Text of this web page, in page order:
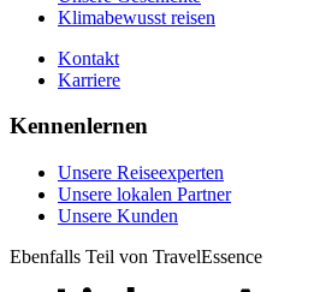
Klimabewusst reisen
Kontakt
Karriere
Kennenlernen
Unsere Reiseexperten
Unsere lokalen Partner
Unsere Kunden
Ebenfalls Teil von TravelEssence